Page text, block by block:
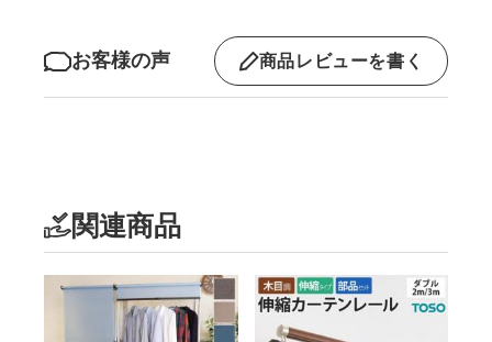
お客様の声 商品レビューを書く
関連商品